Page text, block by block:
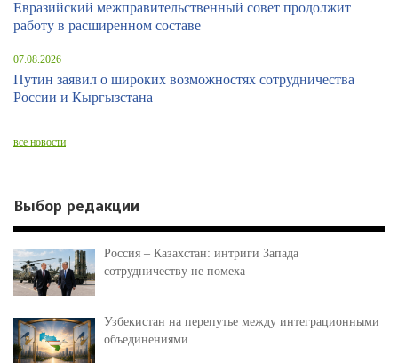
Евразийский межправительственный совет продолжит
работу в расширенном составе
07.08.2026
Путин заявил о широких возможностях сотрудничества
России и Кыргызстана
все новости
Выбор редакции
Россия – Казахстан: интриги Запада
сотрудничеству не помеха
Узбекистан на перепутье между интеграционными
объединениями